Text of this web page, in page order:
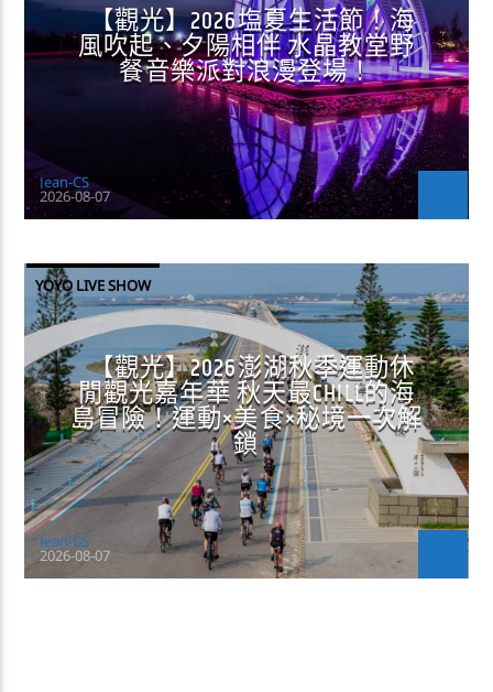
【觀光】2026塩夏生活節！海
風吹起、夕陽相伴 水晶教堂野
餐音樂派對浪漫登場！
Jean-CS
2026-08-07
YOYO LIVE SHOW
【觀光】2026澎湖秋季運動休
閒觀光嘉年華 秋天最CHILL的海
島冒險！運動×美食×秘境一次解
鎖
Jean-CS
2026-08-07